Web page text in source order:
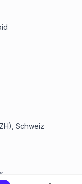
Schweiz